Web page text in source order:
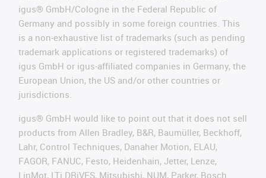
igus® GmbH/Cologne in the Federal Republic of
Germany and possibly in some foreign countries. This
is a non-exhaustive list of trademarks (such as pending
trademark applications or registered trademarks) of
igus GmbH or igus-affiliated companies in Germany, the
European Union, the US and/or other countries or
jurisdictions.
igus® GmbH would like to point out that it does not sell
products from Allen Bradley, B&R, Baumüller, Beckhoff,
Lahr, Control Techniques, Danaher Motion, ELAU,
FAGOR, FANUC, Festo, Heidenhain, Jetter, Lenze,
LinMot, LTi DRiVES, Mitsubishi, NUM, Parker, Bosch